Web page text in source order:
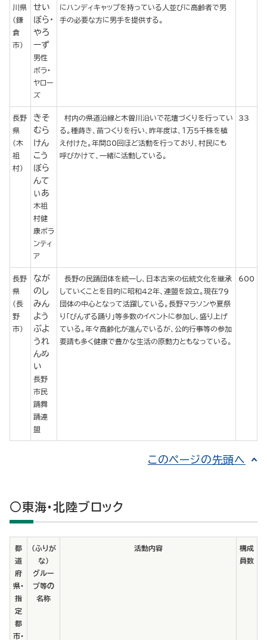
川県
(鎌
倉
市)
せい
ぼら・
やろ
ーず
男性
ボラ・
ヤロー
ズ
にハンディキャップを持っている人並びに高齢者で男
手の必要な方に男手を提供する。
長野
県
(木
祖
村)
きそ
むら
けん
こう
ぼら
んて
ぃあ
木祖
村健
康ボラ
ンティ
ア
村内の県道沿線と木曽川沿いで花壇づくりを行ってい
る。種蒔き、苗つくりを行い、昨年度は、１万５千株を植
え付けた。年間80回ほど活動を行っており、村民にも
呼びかけて、一緒に活動している。
33
長野
県
(長
野
市)
なが
のし
みん
よう
ぶよ
うれ
んめ
い
長野
市民
踊舞
踊連
盟
長野の民踊団体を統一し、日本古来の伝統文化を継承
していくことを目的に昭和42年、連盟を設立。現在79
団体の中心となって活躍している。長野マラソンや夏祭
り「びんずる踊り」等多数のイベントに参加し、盛り上げ
ている。年々高齢化が進んでいるが、公的行事等の参加
要請も多く健康で豊かな生活の原動力ともなっている。
600
このページの先頭へ
○東海・北陸ブロック
都
道
府
県･
指
定
都
市･
（ふりが
な）
グルー
プ等の
名称
活動内容
構成
員数